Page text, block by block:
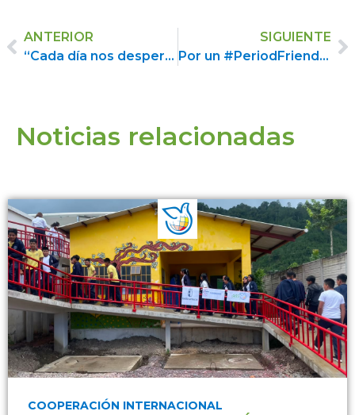
ANTERIOR
“Cada día nos despertamos con una sorpresa diferente”: El estado de situación en Siria y cómo peligra el trabajo de Los Maristas Azules en Alepo
SIGUIENTE
Por un #PeriodFriendlyWorld: Empoderamiento de niñas adolescentes y mujeres en Kenia
Noticias relacionadas
COOPERACIÓN INTERNACIONAL